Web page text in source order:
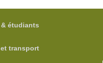
étudiants
transport